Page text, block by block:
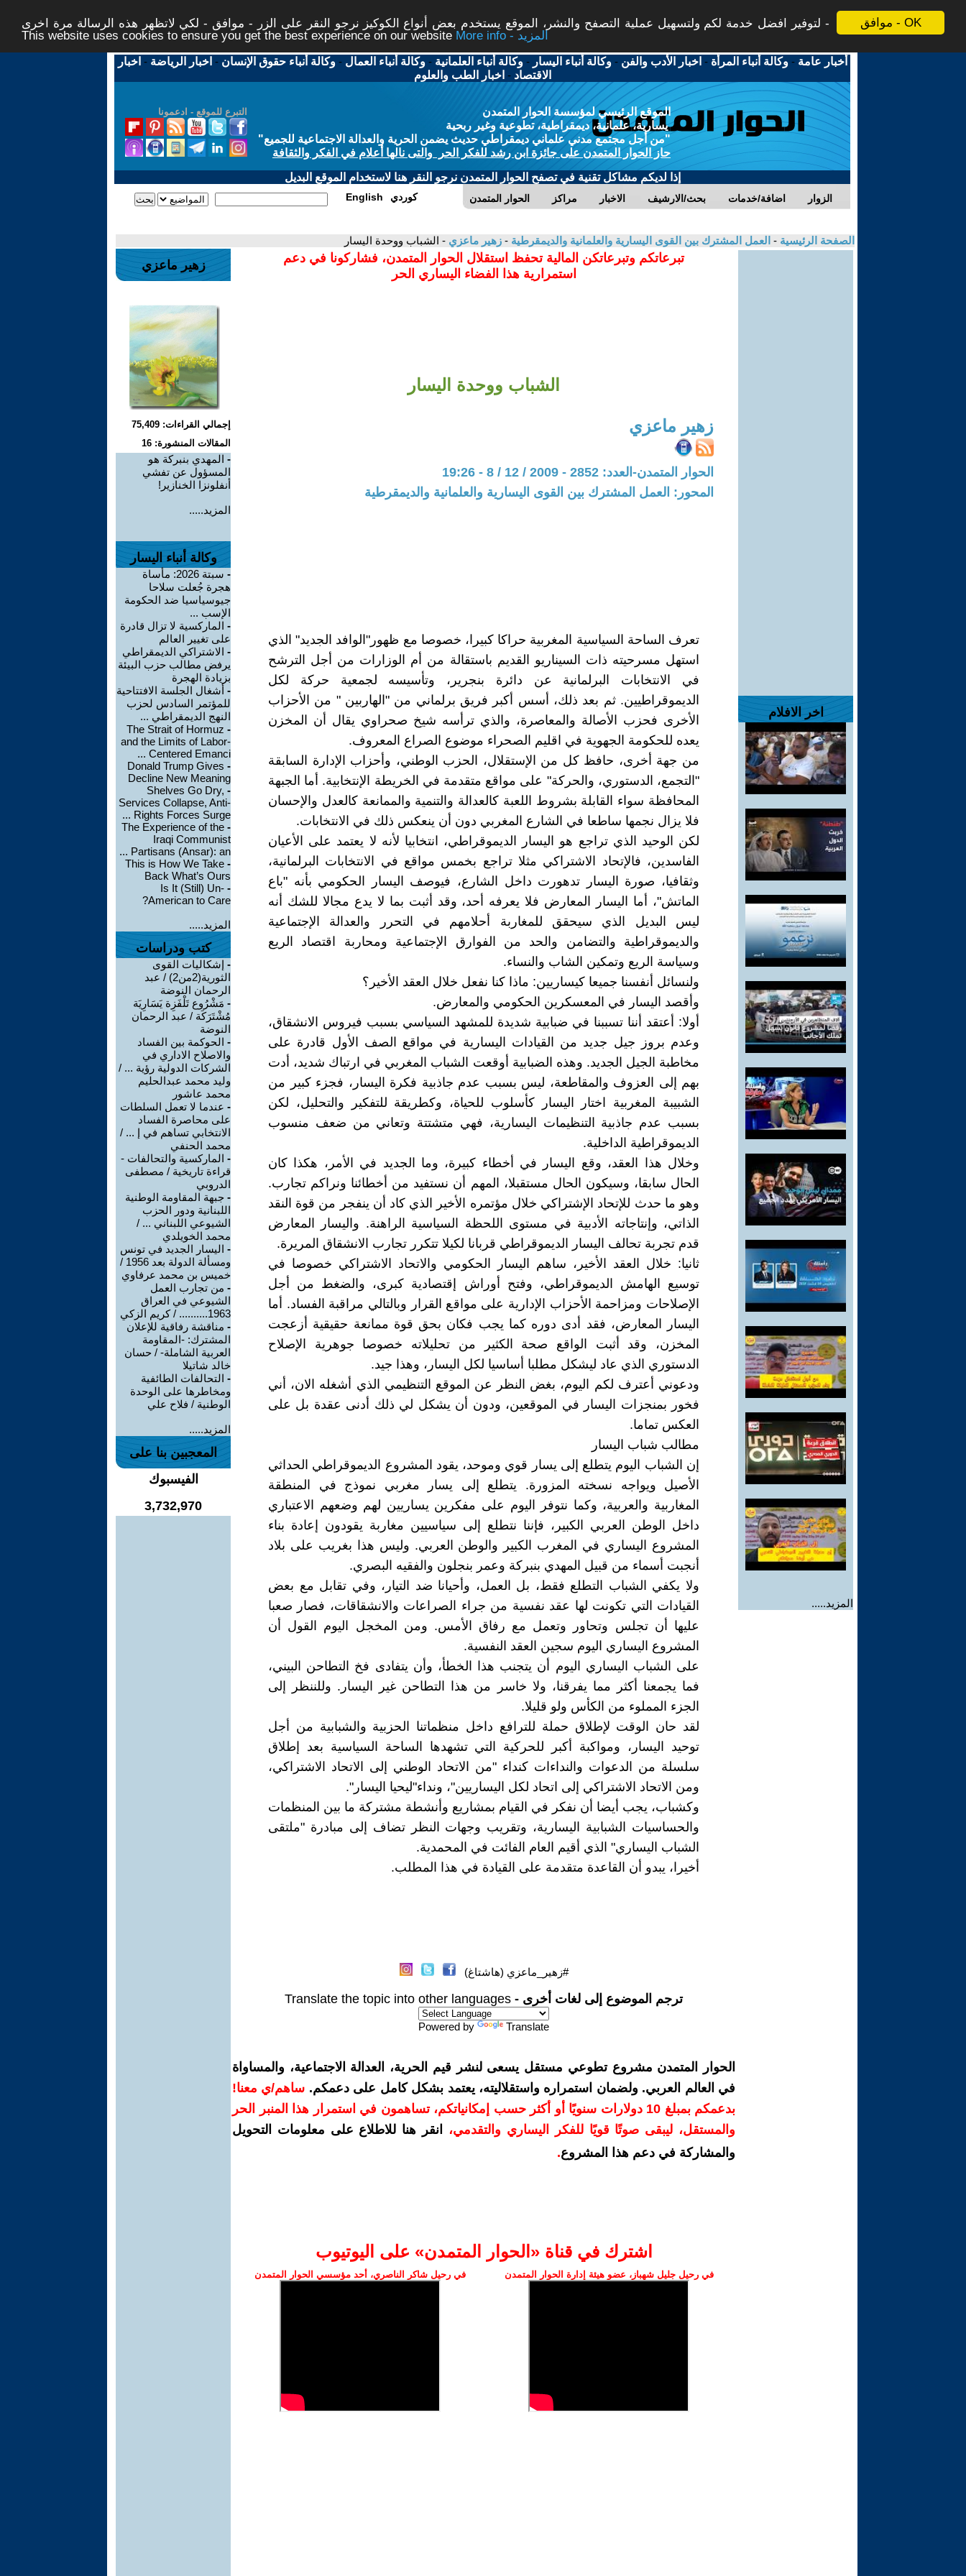
موافق - OK
لتوفير افضل خدمة لكم ولتسهيل عملية التصفح والنشر، الموقع يستخدم بعض أنواع الكوكيز نرجو النقر على الزر - موافق - لكي لاتظهر هذه الرسالة مرة اخرى -
This website uses cookies to ensure you get the best experience on our website
More info - المزيد
أخبار عامة -وكالة أنباء المرأة - اخبار الأدب والفن -وكالة أنباء اليسار -وكالة أنباء العلمانية -وكالة أنباء العمال -وكالة أنباء حقوق الإنسان - اخبار الرياضة - اخبار
الاقتصاد - اخبار الطب والعلوم
التبرع للموقع - ادعمونا
الموقع الرئيسي لمؤسسة الحوار المتمدن
يسارية، علمانية، ديمقراطية، تطوعية وغير ربحية
"من أجل مجتمع مدني علماني ديمقراطي حديث يضمن الحرية والعدالة الاجتماعية للجميع"
حاز الحوار المتمدن على جائزة ابن رشد للفكر الحر والتى نالها أعلام في الفكر والثقافة
إذا لديكم مشاكل تقنية في تصفح الحوار المتمدن نرجو النقر هنا لاستخدام الموقع البديل
الحوار المتمدن مراكز الاخبار بحث/الارشيف اضافة/خدمات الزوار English كوردي
الصفحة الرئيسية - العمل المشترك بين القوى اليسارية والعلمانية والديمقرطية - زهير ماعزي - الشباب ووحدة اليسار
اخر الافلام
المزيد.....
تبرعاتكم وتبرعاتكن المالية تحفظ استقلال الحوار المتمدن، فشاركونا في دعم
استمرارية هذا الفضاء اليساري الحر
الشباب ووحدة اليسار
زهير ماعزي
الحوار المتمدن-العدد: 2852 - 2009 / 12 / 8 - 19:26
المحور: العمل المشترك بين القوى اليسارية والعلمانية والديمقرطية
تعرف الساحة السياسية المغربية حراكا كبيرا، خصوصا مع ظهور"الوافد الجديد" الذي
استهل مسرحيته ذات السيناريو القديم باستقالة من أم الوزارات من أجل الترشح
في الانتخابات البرلمانية عن دائرة بنجرير، وتأسيسه لجمعية حركة لكل
الديموقراطيين. ثم بعد ذلك، أسس أكبر فريق برلماني من "الهاربين " من الأحزاب
الأخرى فحزب الأصالة والمعاصرة، والذي ترأسه شيخ صحراوي يقال أن المخزن
يعده للحكومة الجهوية في اقليم الصحراء موضوع الصراع المعروف.
من جهة أخرى، حافظ كل من الإستقلال، الحزب الوطني، وأحزاب الإدارة السابقة
"التجمع، الدستوري، والحركة" على مواقع متقدمة في الخريطة الإنتخابية. أما الجبهة
المحافظة سواء القابلة بشروط اللعبة كالعدالة والتنمية والممانعة كالعدل والإحسان
فلا يزال نجمها ساطعا في الشارع المغربي دون أن ينعكس ذلك في الانتخابات.
لكن الوحيد الذي تراجع هو اليسار الديموقراطي، انتخابيا لأنه لا يعتمد على الأعيان
الفاسدين، فالإتحاد الاشتراكي مثلا تراجع بخمس مواقع في الانتخابات البرلمانية،
وثقافيا، صورة اليسار تدهورت داخل الشارع، فيوصف اليسار الحكومي بأنه "باع
الماتش"، أما اليسار المعارض فلا يعرفه أحد، وقد أثبت بما لا يدع مجالا للشك أنه
ليس البديل الذي سيحقق للمغاربة أحلامهم في التحرر والعدالة الإجتماعية
والديموقراطية والتضامن والحد من الفوارق الإجتماعية ومحاربة اقتصاد الريع
وسياسة الريع وتمكين الشاب والنساء.
ولنسائل أنفسنا جميعا كيساريين: ماذا كنا نفعل خلال العقد الأخير؟
وأقصد اليسار في المعسكرين الحكومي والمعارض.
أولا: أعتقد أننا تسببنا في ضبابية شديدة للمشهد السياسي بسبب فيروس الانشقاق،
وعدم بروز جيل جديد من القيادات اليسارية في مواقع الصف الأول قادرة على
مخاطبة الجيل الجديد. وهذه الضبابية أوقعت الشباب المغربي في ارتباك شديد، أدت
بهم إلى العزوف والمقاطعة، ليس بسبب عدم جاذبية فكرة اليسار، فجزء كبير من
الشبيبة المغربية اختار اليسار كأسلوب للحياة، وكطريقة للتفكير والتحليل، لكن
بسبب عدم جاذبية التنظيمات اليسارية، فهي متشتتة وتعاني من ضعف منسوب
الديموقراطية الداخلية.
وخلال هذا العقد، وقع اليسار في أخطاء كبيرة، وما الجديد في الأمر، هكذا كان
الحال سابقا، وسيكون الحال مستقبلا، المهم أن نستفيد من أخطائنا ونراكم تجارب.
وهو ما حدث للإتحاد الإشتراكي خلال مؤتمره الأخير الذي كاد أن ينفجر من قوة النقد
الذاتي، وإنتاجاته الأدبية في مستوى اللحظة السياسية الراهنة. واليسار المعارض
قدم تجربة تحالف اليسار الديموقراطي قربانا لكيلا تتكرر تجارب الانشقاق المريرة.
ثانيا: خلال العقد الأخير، ساهم اليسار الحكومي والاتحاد الاشتراكي خصوصا في
توسيع الهامش الديموقراطي، وفتح أوراش إقتصادية كبرى، والضغط من أجل
الإصلاحات ومزاحمة الأحزاب الإدارية على مواقع القرار وبالتالي مراقبة الفساد. أما
اليسار المعارض، فقد أدى دوره كما يجب فكان بحق قوة ممانعة حقيقية أزعجت
المخزن، وقد أثبت الواقع صحة الكثير من تحليلاته خصوصا جوهرية الإصلاح
الدستوري الذي عاد ليشكل مطلبا أساسيا لكل اليسار، وهذا جيد.
ودعوني أعترف لكم اليوم، بغض النظر عن الموقع التنظيمي الذي أشغله الان، أني
فخور بمنجزات اليسار في الموقعين، ودون أن يشكل لي ذلك أدنى عقدة بل على
العكس تماما.
مطالب شباب اليسار
إن الشباب اليوم يتطلع إلى يسار قوي وموحد، يقود المشروع الديموقراطي الحداثي
الأصيل ويواجه نسخته المزورة. يتطلع إلى يسار مغربي نموذج في المنطقة
المغاربية والعربية، وكما نتوفر اليوم على مفكرين يساريين لهم وضعهم الاعتباري
داخل الوطن العربي الكبير، فإننا نتطلع إلى سياسيين مغاربة يقودون إعادة بناء
المشروع اليساري في المغرب الكبير والوطن العربي. وليس هذا بغريب على بلاد
أنجبت أسماء من قبيل المهدي بنبركة وعمر بنجلون والفقيه البصري.
ولا يكفي الشباب التطلع فقط، بل العمل، وأحيانا ضد التيار، وفي تقابل مع بعض
القيادات التي تكونت لها عقد نفسية من جراء الصراعات والانشقاقات، فصار صعبا
عليها أن تجلس وتحاور وتعمل مع رفاق الأمس. ومن المخجل اليوم القول أن
المشروع اليساري اليوم سجين العقد النفسية.
على الشباب اليساري اليوم أن يتجنب هذا الخطأ، وأن يتفادى فخ التطاحن البيني،
فما يجمعنا أكثر مما يفرقنا، ولا خاسر من هذا التطاحن غير اليسار. وللننظر إلى
الجزء المملوء من الكأس ولو قليلا.
لقد حان الوقت لإطلاق حملة للترافع داخل منظماتنا الحزبية والشبابية من أجل
توحيد اليسار، ومواكبة أكبر للحركية التي تشهدها الساحة السياسية بعد إطلاق
سلسلة من الدعوات والنداءات كنداء "من الاتحاد الوطني إلى الاتحاد الاشتراكي،
ومن الاتحاد الاشتراكي إلى اتحاد لكل اليساريين"، ونداء"ليحيا اليسار".
وكشباب، يجب أيضا أن نفكر في القيام بمشاريع وأنشطة مشتركة ما بين المنظمات
والحساسيات الشبابية اليسارية، وتقريب وجهات النظر تضاف إلى مبادرة "ملتقى
الشباب اليساري" الذي أقيم العام الفائت في المحمدية.
أخيرا، يبدو أن القاعدة متقدمة على القيادة في هذا المطلب.
#زهير_ماعزي (هاشتاغ)
ترجم الموضوع إلى لغات أخرى - Translate the topic into other languages
Powered by Translate
الحوار المتمدن مشروع تطوعي مستقل يسعى لنشر قيم الحرية، العدالة الاجتماعية، والمساواة
في العالم العربي. ولضمان استمراره واستقلاليته، يعتمد بشكل كامل على دعمكم. ساهم/ي معنا!
بدعمكم بمبلغ 10 دولارات سنويًا أو أكثر حسب إمكانياتكم، تساهمون في استمرار هذا المنبر الحر
والمستقل، ليبقى صوتًا قويًا للفكر اليساري والتقدمي،
انقر هنا للاطلاع على معلومات التحويل
والمشاركة في دعم هذا المشروع.
اشترك في قناة ‫«الحوار المتمدن» على اليوتيوب
في رحيل جليل شهباز، عضو هيئة إدارة الحوار المتمدن في رحيل شاكر الناصري، أحد مؤسسي الحوار المتمدن
زهير ماعزي
إجمالي القراءات: 75,409
المقالات المنشورة: 16
- المهدي بنبركة هو
المسؤول عن تفشي
أنفلونزا الخنازير!
المزيد.....
وكالة أنباء اليسار
-
سبتة 2026: مأساة
هجرة جُعلت سلاحا
جيوسياسيا ضد الحكومة
الإسب ...
- الماركسية لا تزال قادرة
على تغيير العالم
- الاشتراكي الديمقراطي
يرفض مطالب حزب البيئة
بزيادة الهجرة
- أشغال الجلسة الافتتاحية
للمؤتمر السادس لحزب
النهج الديمقراطي ...
-
The Strait of Hormuz
and the Limits of Labor-
Centered Emanci ...
-
Donald Trump Gives
Decline New Meaning
-
Shelves Go Dry,
Services Collapse, Anti-
Rights Forces Surge ...
-
The Experience of the
Iraqi Communist
Partisans (Ansar): an ...
-
This is How We Take
Back What’s Ours
-
Is It (Still) Un-
American to Care?
المزيد.....
كتب ودراسات
- إشكاليات القوى
الثورية(2من2) / عبد
الرحمان النوضة
- مَشْرُوع تَلْفَزِة يَسَارِيَة
مُشْتَرَكَة / عبد الرحمان
النوضة
- الحوكمة بين الفساد
والاصلاح الاداري في
الشركات الدولية رؤية ... /
وليد محمد عبدالحليم
محمد عاشور
- عندما لا تعمل السلطات
على محاصرة الفساد
الانتخابي تساهم في إ ... /
محمد الحنفي
- الماركسية والتحالفات -
قراءة تاريخية / مصطفى
الدروبي
- جبهة المقاومة الوطنية
اللبنانية ودور الحزب
الشيوعي اللبناني ... /
محمد الخويلدي
- اليسار الجديد في تونس
ومسألة الدولة بعد 1956 /
خميس بن محمد عرفاوي
- من تجارب العمل
الشيوعي في العراق
1963.......... / كريم الزكي
- مناقشة رفاقية للإعلان
المشترك: -المقاومة
العربية الشاملة- / حسان
خالد شاتيلا
- التحالفات الطائفية
ومخاطرها على الوحدة
الوطنية / فلاح علي
المزيد.....
المعجبين بنا على
الفيسبوك
3,732,970